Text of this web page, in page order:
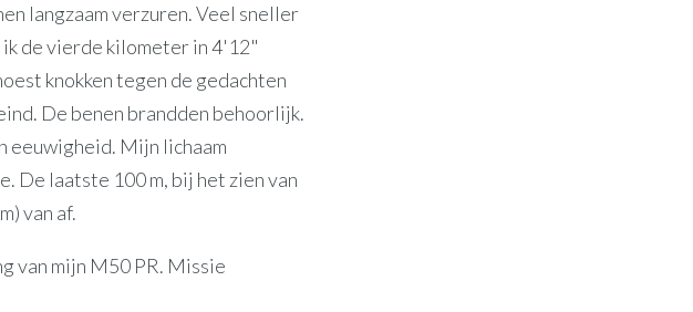
langzaam verzuren. Veel sneller
ik de vierde kilometer in 4'12"
knokken tegen de gedachten
De benen brandden behoorlijk.
eeuwigheid. Mijn lichaam
De laatste 100 m, bij het zien van
van af.
van mijn M50 PR. Missie